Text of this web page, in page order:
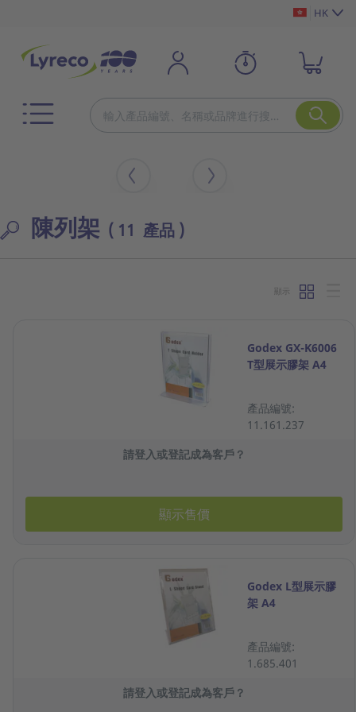
HK
陳列架 ( 11 產品 )
顯示
Godex GX-K6006
T型展示膠架 A4
產品編號:
11.161.237
請登入或登記成為客戶？
顯示售價
Godex L型展示膠
架 A4
產品編號:
1.685.401
請登入或登記成為客戶？